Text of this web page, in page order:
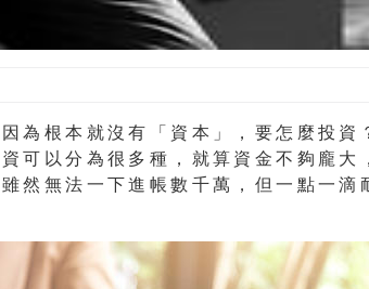
為根本就沒有「資本」，要怎麼投資
可以分為很多種，就算資金不夠龐大
然無法一下進帳數千萬，但一點一滴